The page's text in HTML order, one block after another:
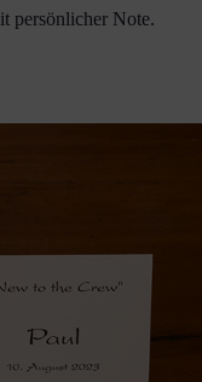
persönlicher Note.